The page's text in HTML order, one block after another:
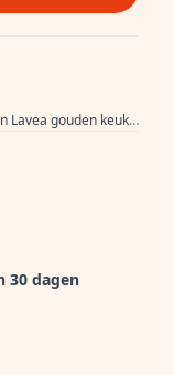
PVD gold met draaibare en flexibele uitloop 1208957436
30 dagen